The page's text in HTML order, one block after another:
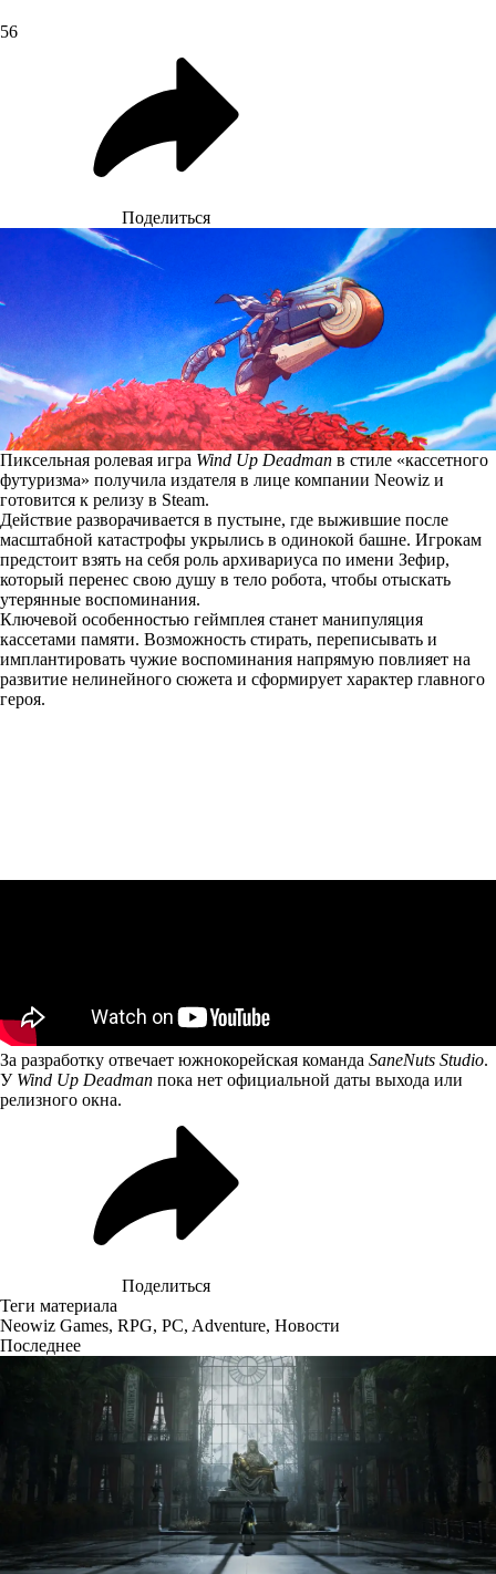
56
Поделиться
Пиксельная ролевая игра Wind Up Deadman в стиле «кассетного
футуризма» получила издателя в лице компании Neowiz и
готовится к релизу в Steam.
Действие разворачивается в пустыне, где выжившие после
масштабной катастрофы укрылись в одинокой башне. Игрокам
предстоит взять на себя роль архивариуса по имени Зефир,
который перенес свою душу в тело робота, чтобы отыскать
утерянные воспоминания.
Ключевой особенностью геймплея станет манипуляция
кассетами памяти. Возможность стирать, переписывать и
имплантировать чужие воспоминания напрямую повлияет на
развитие нелинейного сюжета и сформирует характер главного
героя.
За разработку отвечает южнокорейская команда SaneNuts Studio.
У Wind Up Deadman пока нет официальной даты выхода или
релизного окна.
Поделиться
Теги материала
Neowiz Games, RPG, PC, Adventure, Новости
Последнее